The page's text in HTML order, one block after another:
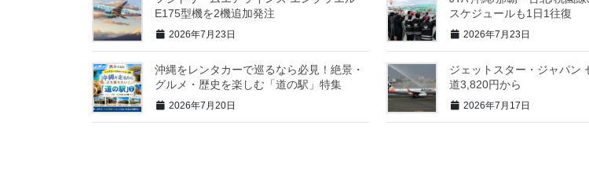
E175型機を2機追加発注
2026年7月23日
スケジュールも1日1往復
2026年7月23日
沖縄をレンタカーで巡るなら必見！絶景・
グルメ・歴史を楽しむ「道の駅」特集
2026年7月20日
ジェットスター・ジャパン
道3,820円から
2026年7月17日